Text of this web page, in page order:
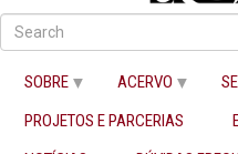
para
principal
Buscar
Search
SOBRE ACERVO
PROJETOS E PARCERIAS